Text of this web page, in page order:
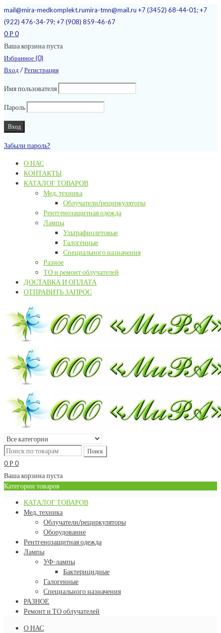
mail@mira-medkomplekt.rumira-tmn@mail.ru +7 (3452) 68-44-01; +7
(922) 476-34-79; +7 (908) 859-46-67
0 Р 0
Ваша корзина пуста
Избранное (0)
Вход /Регистрация
Имя пользователя
Пароль
Забыли пароль?
О НАС
КОНТАКТЫ
КАТАЛОГ ТОВАРОВ
Мед. техника
Облучатели/рециркуляторы
Рентгенозащитная одежда
Лампы
Ультрафиолетовые
Галогенные
Специального назначения
Разное
ТО и ремонт облучателей
ДОСТАВКА И ОПЛАТА
ОТПРАВИТЬ ЗАПРОС
0 Р 0
Ваша корзина пуста
Категории товаров
КАТАЛОГ ТОВАРОВ
Мед. техника
Облучатели/рециркуляторы
Оборудование
Рентгенозащитная одежда
Лампы
УФ-лампы
Бактерицидные
Галогенные
Специального назначения
РАЗНОЕ
Ремонт и ТО облучателей
О НАС